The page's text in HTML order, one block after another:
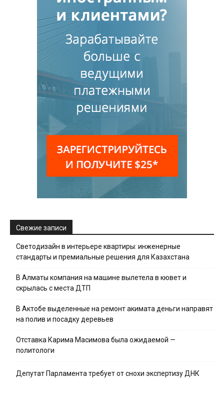
Свежие записи
Светодизайн в интерьере квартиры: инженерные
стандарты и премиальные решения для Казахстана
В Алматы компания на машине вылетела в кювет и
скрылась с места ДТП
В Актобе выделенные на ремонт акимата деньги направят
на полив и посадку деревьев
Отставка Карима Масимова была ожидаемой —
политологи
Депутат Парламента требует от снохи экспертизу ДНК